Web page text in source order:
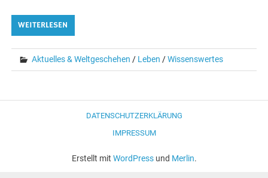
WEITERLESEN
Aktuelles & Weltgeschehen / Leben /Wissenswertes
DATENSCHUTZERKLÄRUNG
IMPRESSUM
Erstellt mit WordPressund Merlin.